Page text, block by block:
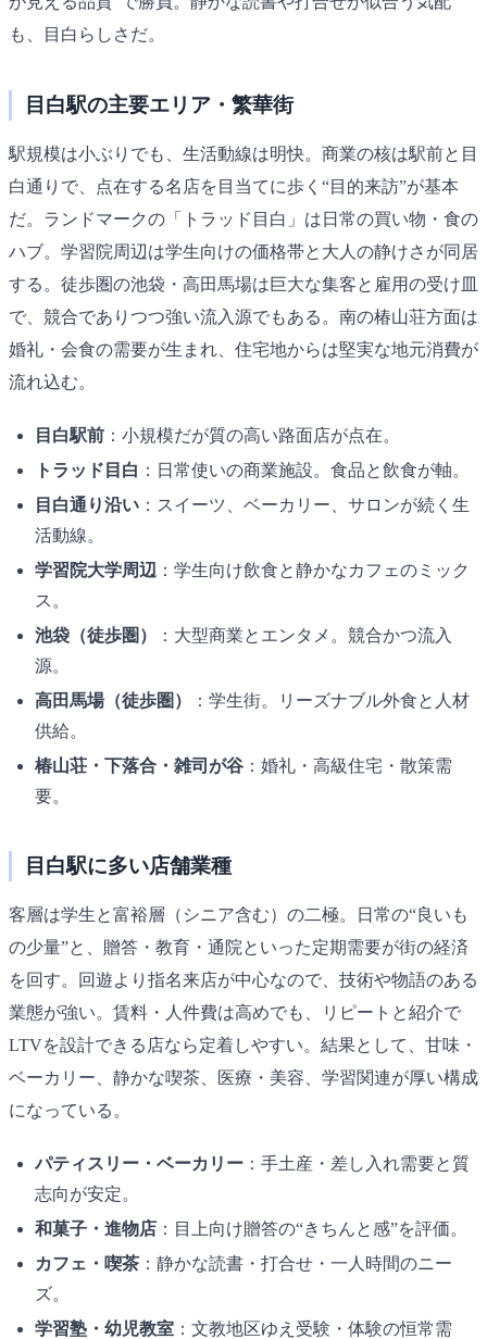
も、目白らしさだ。
目白駅の主要エリア・繁華街
駅規模は小ぶりでも、生活動線は明快。商業の核は駅前と目
白通りで、点在する名店を目当てに歩く“目的来訪”が基本
だ。ランドマークの「トラッド目白」は日常の買い物・食の
ハブ。学習院周辺は学生向けの価格帯と大人の静けさが同居
する。徒歩圏の池袋・高田馬場は巨大な集客と雇用の受け皿
で、競合でありつつ強い流入源でもある。南の椿山荘方面は
婚礼・会食の需要が生まれ、住宅地からは堅実な地元消費が
流れ込む。
目白駅前 ：小規模だが質の高い路面店が点在。
トラッド目白 ：日常使いの商業施設。食品と飲食が軸。
目白通り沿い ：スイーツ、ベーカリー、サロンが続く生
活動線。
学習院大学周辺 ：学生向け飲食と静かなカフェのミック
ス。
池袋（徒歩圏）
：大型商業とエンタメ。競合かつ流入
源。
高田馬場（徒歩圏）
：学生街。リーズナブル外食と人材
供給。
椿山荘・下落合・雑司が谷 ：婚礼・高級住宅・散策需
要。
目白駅に多い店舗業種
客層は学生と富裕層（シニア含む）の二極。日常の“良いも
の少量”と、贈答・教育・通院といった定期需要が街の経済
を回す。回遊より指名来店が中心なので、技術や物語のある
業態が強い。賃料・人件費は高めでも、リピートと紹介で
LTVを設計できる店なら定着しやすい。結果として、甘味・
ベーカリー、静かな喫茶、医療・美容、学習関連が厚い構成
になっている。
パティスリー・ベーカリー ：手土産・差し入れ需要と質
志向が安定。
和菓子・進物店 ：目上向け贈答の“きちんと感”を評価。
カフェ・喫茶 ：静かな読書・打合せ・一人時間のニー
ズ。
学習塾・幼児教室 ：文教地区ゆえ受験・体験の恒常需